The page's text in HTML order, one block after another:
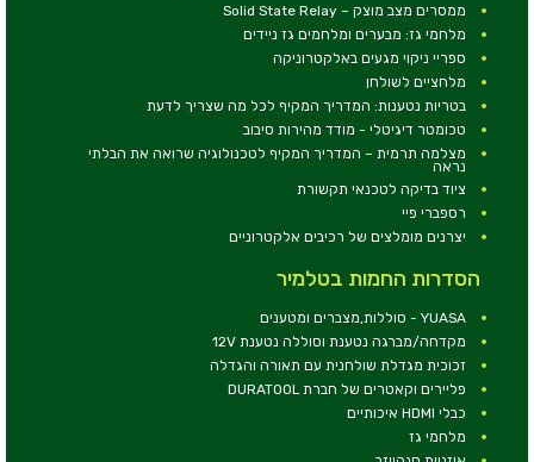
ממסרים מצב מוצק – Solid State Relay
מלחמי גז: מבערים ומלחמים גז ניידים
ספריי ניקוי מגעים באלקטרוניקה
מלחציים לשולחן
בטריות נטענות: המדריך המקיף לכל מה שצריך לדעת
טכומטר דיגיטלי - מודד מהירות סיבוב
מצלמה תרמית – המדריך המקיף לטכנולוגיה שרואה את הבלתי
נראה
ציוד בדיקה לטכנאי תקשורת
רספברי פיי
יצרנים מומלצים של רכיבים אלקטרוניים
הסדרות החמות בטלמיר
YUASA - סוללות,מצברים ומטענים
מקדחה/מברגה נטענת וסוללה נטענת 12V
זכוכית מגדלת שולחנית עם תאורה והגדלה
פליירים וקאטרים של חברת DURATOOL
כבלי HDMI איכותיים
מלחמי גז